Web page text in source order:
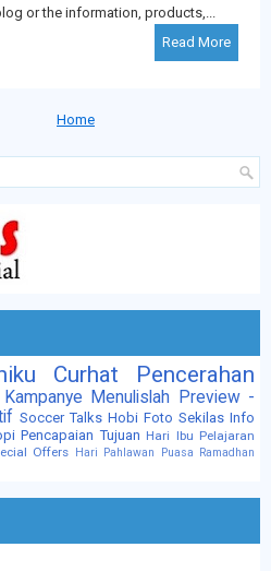
or the information, products,...
Read More
Home
Curhat Pencerahan
Kampanye Menulislah
Preview -
Soccer Talks Hobi Foto Sekilas Info
Pencapaian Tujuan Hari Ibu Pelajaran
Offers Hari Pahlawan Puasa Ramadhan